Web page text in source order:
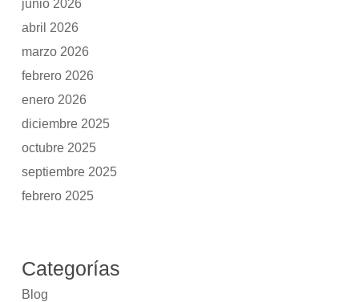
junio 2026
abril 2026
marzo 2026
febrero 2026
enero 2026
diciembre 2025
octubre 2025
septiembre 2025
febrero 2025
Categorías
Blog